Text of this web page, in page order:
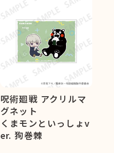
呪術廻戦 アクリルマ
グネット
くまモンといっしょv
er. 狗巻棘